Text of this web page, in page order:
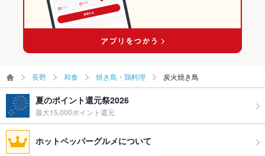
長野 和食 焼き鳥・鶏料理 炭火焼き鳥
夏のポイント還元祭2026
最大15,000ポイント還元
ホットペッパーグルメについて